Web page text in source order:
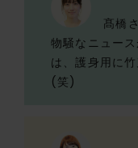
髙橋
物騒なニュー
は、護身用に
(笑)